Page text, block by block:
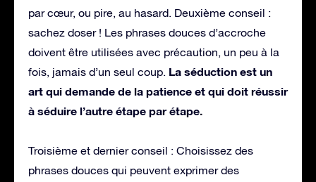
par cœur, ou pire, au hasard. Deuxième conseil :
sachez doser ! Les phrases douces d’accroche
doivent être utilisées avec précaution, un peu à la
fois, jamais d’un seul coup. La séduction est un
art qui demande de la patience et qui doit réussir
à séduire l’autre étape par étape.
Troisième et dernier conseil : Choisissez des
phrases douces qui peuvent exprimer des